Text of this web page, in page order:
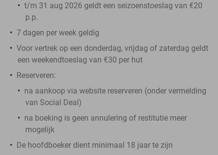
t/m 31 aug 2026 geldt een seizoenstoeslag van €20
p.p.
7 dagen per week geldig
Voor vertrek op een donderdag, vrijdag of zaterdag geldt
een weekendtoeslag van €30 per hut
Reserveren:
na aankoop via website reserveren (onder vermelding
van Social Deal)
na boeking is geen annulering of restitutie meer
mogelijk
De hoofdboeker dient minimaal 18 jaar te zijn